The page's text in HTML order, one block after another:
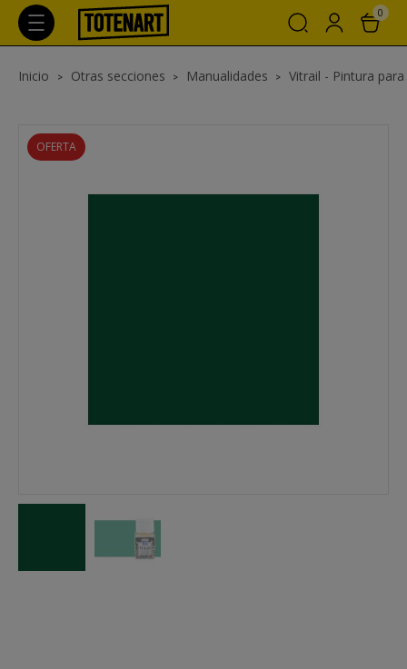
0
Inicio Otras secciones Manualidades Vitrail - Pintura
OFERTA